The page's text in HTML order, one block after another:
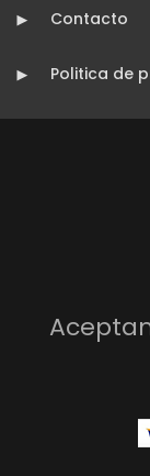
Contacto
Politica de